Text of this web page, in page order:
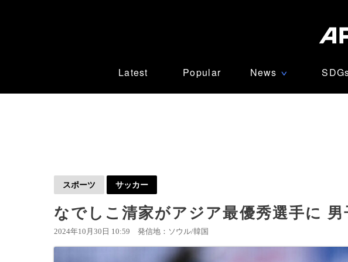
Latest Popular News ∨
スポーツ サッカー
なでしこ清家がアジア最優秀選手に
2024年10月30日 10:59 発信地：ソウル/韓国